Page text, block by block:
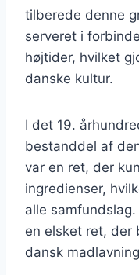
tilberede denne
serveret i
højtider, hvilket
danske kultur.
I det 19.
bestanddel af
var en ret, der
ingredienser,
alle
en elsket ret, der
dansk